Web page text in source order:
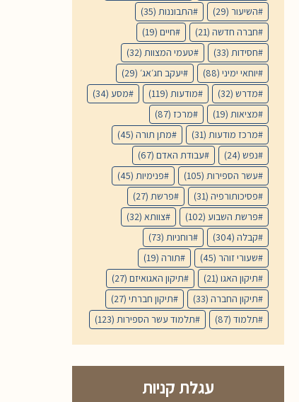
השיעור (29) התבוננות (35)
חברה חדשה (21) חיים (19)
חסידות (33) טעמי המצוות (32)
יוחאי ימיני (88) יעקב חג׳אג׳ (29)
מדרש (32) מודעות (119) מסע (34)
מציאות (19) מרכז (87)
מרכז מודעות (31) מתן תורה (45)
נפש (24) עבודת האדם (67)
עשר הספירות (105) פנימיות (45)
פסיכותורפיה (31) פרשת (27)
פרשת השבוע (102) צוותא (32)
קבלה (304) רוחניות (73)
שעורי זוהר (45) תורה (19)
תיקון האגו (21) תיקון האגואיזם (27)
תיקון החברה (33) תיקון חברתי (27)
תלמוד (87) תלמוד עשר הספירות (123)
עגלת קניות